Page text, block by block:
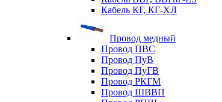
Кабель КГ, КГ-ХЛ
Провод медный
Провод ПВС
Провод ПуВ
Провод ПуГВ
Провод РКГМ
Провод ШВВП